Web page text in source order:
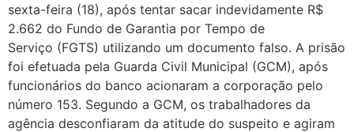
sexta-feira (18), após tentar sacar indevidamente R$
2.662 do Fundo de Garantia por Tempo de
Serviço (FGTS) utilizando um documento falso. A prisão
foi efetuada pela Guarda Civil Municipal (GCM), após
funcionários do banco acionaram a corporação pelo
número 153. Segundo a GCM, os trabalhadores da
agência desconfiaram da atitude do suspeito e agiram